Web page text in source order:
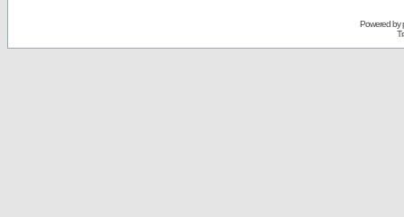
Powered by